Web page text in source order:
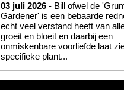
03 juli 2026 - Bill ofwel de
Gardener' is een bebaarde
echt veel verstand heeft van
groeit en bloeit en daarbij een
onmiskenbare voorliefde laat
specifieke plant...